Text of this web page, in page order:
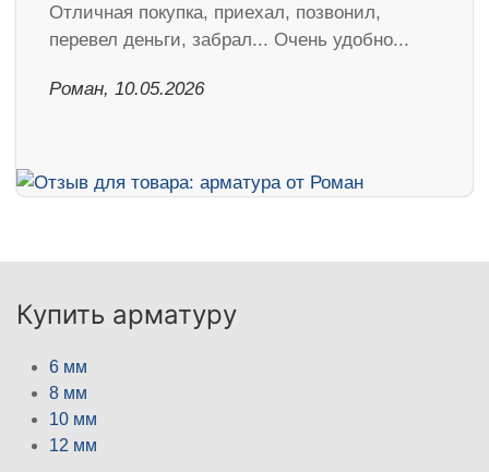
Отличная покупка, приехал, позвонил,
перевел деньги, забрал... Очень удобно...
Роман, 10.05.2026
Купить арматуру
6 мм
8 мм
10 мм
12 мм